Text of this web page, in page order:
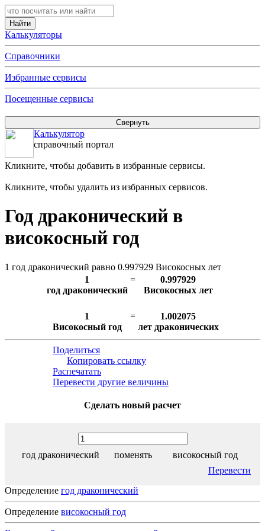
Калькуляторы
Справочники
Избранные сервисы
Посещенные сервисы
Калькулятор
справочный портал
Кликните, чтобы добавить в избранные сервисы.
Кликните, чтобы удалить из избранных сервисов.
Год драконический в
високосный год
1 год драконический равно 0.997929 Високосных лет
1
год драконический
=
0.997929
Високосных лет
1
Високосный год
=
1.002075
лет драконических
Поделиться
Копировать ссылку
Распечатать
Перевести другие величины
Сделать новый расчет
год драконический поменять
високосный год
Перевести
Определение год драконический
Определение високосный год